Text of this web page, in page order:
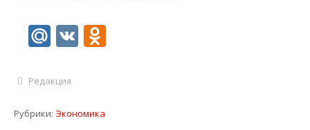
Mail.Ru
VKOdnoklassniki
Редакция
Рубрики: Экономика